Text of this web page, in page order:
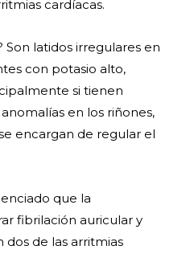
cardíacas.
Son latidos irregulares en
con potasio alto,
si tienen
en los riñones,
encargan de regular el
que la
fibrilación auricular y
dos de las arritmias